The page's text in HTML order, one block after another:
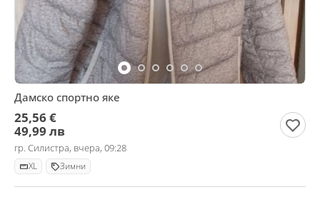
Дамско спортно яке
25,56 €
49,99 лв
гр. Силистра, вчера, 09:28
XL Зимни